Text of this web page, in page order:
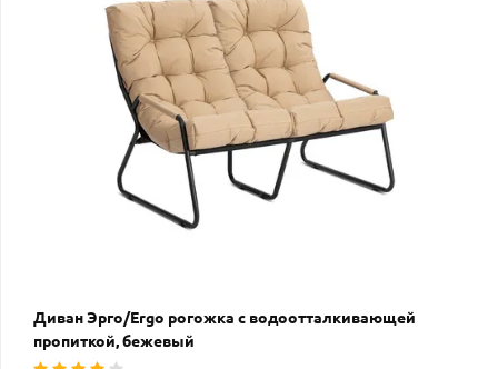
Диван Эрго/Ergo рогожка с водоотталкивающей
пропиткой, бежевый